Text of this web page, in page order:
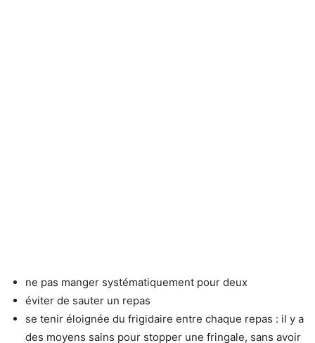
ne pas manger systématiquement pour deux
éviter de sauter un repas
se tenir éloignée du frigidaire entre chaque repas : il y a
des moyens sains pour stopper une fringale, sans avoir